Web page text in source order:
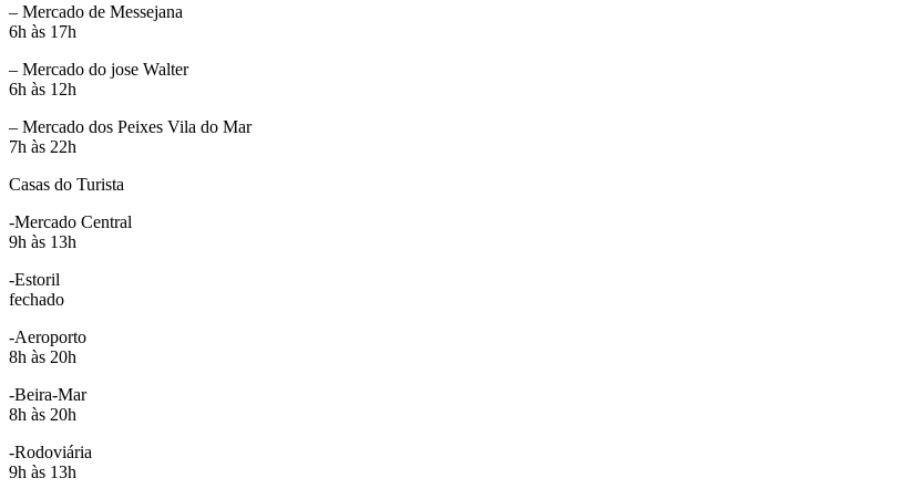
– Mercado de Messejana
6h às 17h
– Mercado do jose Walter
6h às 12h
– Mercado dos Peixes Vila do Mar
7h às 22h
Casas do Turista
-Mercado Central
9h às 13h
-Estoril
fechado
-Aeroporto
8h às 20h
-Beira-Mar
8h às 20h
-Rodoviária
9h às 13h